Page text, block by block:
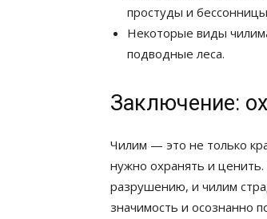
простуды и
Некоторые виды
подводные леса.
Заключение:
Чилим — это не только
нужно охранять и
разрушению, и чилим
значимость и осознанно